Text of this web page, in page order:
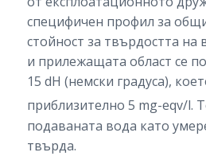
специфичен профил за
стойност за твърдостта на
и прилежащата област се
15 dH (немски градуса),
приблизително 5 mg-eqv/l.
подаваната вода като
твърда.